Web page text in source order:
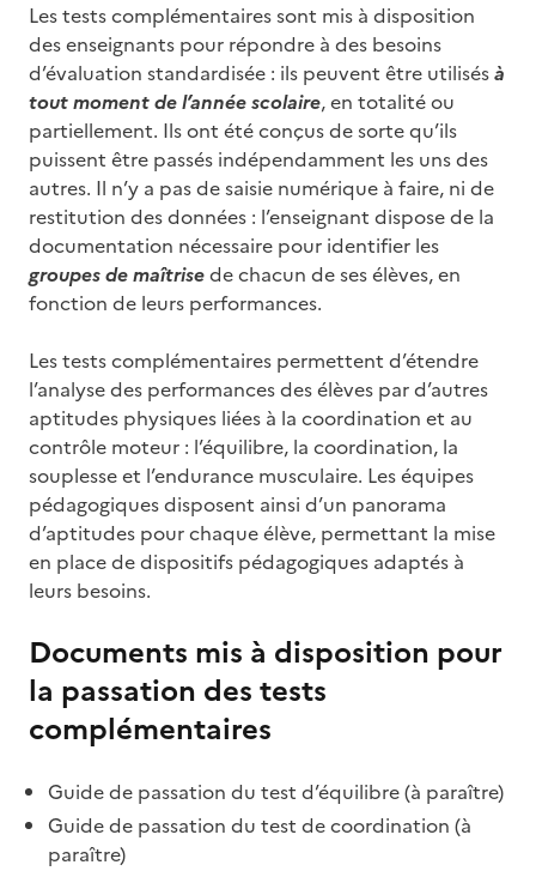
Les tests complémentaires sont mis à disposition
des enseignants pour répondre à des besoins
d’évaluation standardisée : ils peuvent être utilisésà
tout moment de l’année scolaire, en totalité ou
partiellement. Ils ont été conçus de sorte qu’ils
puissent être passés indépendamment les uns des
autres. Il n’y a pas de saisie numérique à faire, ni de
restitution des données : l’enseignant dispose de la
documentation nécessaire pour identifier les
groupes de maîtrisede chacun de ses élèves, en
fonction de leurs performances.
Les tests complémentaires permettent d’étendre
l’analyse des performances des élèves par d’autres
aptitudes physiques liées à la coordination et au
contrôle moteur : l’équilibre, la coordination, la
souplesse et l’endurance musculaire. Les équipes
pédagogiques disposent ainsi d’un panorama
d’aptitudes pour chaque élève, permettant la mise
en place de dispositifs pédagogiques adaptés à
leurs besoins.
Documents mis à disposition pour
la passation des tests
complémentaires
Guide de passation du test d’équilibre (à paraître)
Guide de passation du test de coordination (à
paraître)